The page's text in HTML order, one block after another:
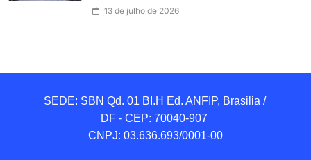
13 de julho de 2026
SEDE: SBN Qd. 01 BI.H Ed. ANFIP, Brasilia /
DF - CEP: 70040-907
CNPJ: 03.636.693/0001-00